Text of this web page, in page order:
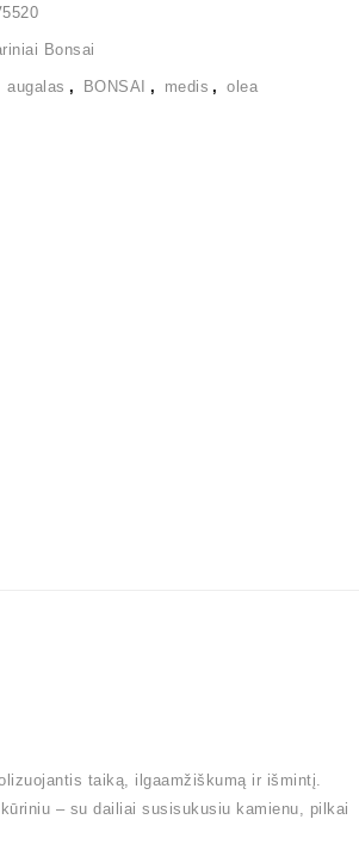
Bonsai
augalas , BONSAI , medis , olea
taiką, ilgaamžiškumą ir išmintį.
– su dailiai susisukusiu kamienu, pilkai